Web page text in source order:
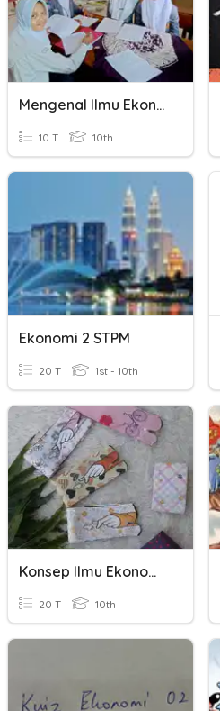
Mengenal Ilmu Ekonomi
10 T 10th
Ekonomi 2 STPM
20 T 1st - 10th
Konsep Ilmu Ekonomi _PEER_TEACHING_
20 T 10th